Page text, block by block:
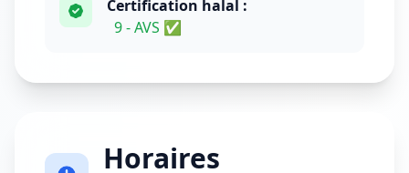
Certification halal :
9 - AVS ✅
Horaires